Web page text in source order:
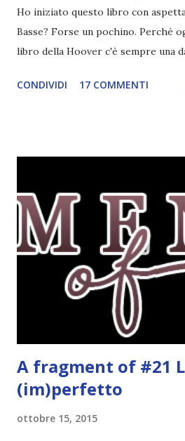
Ho iniziato questo libro con
Basse? Forse un pochino. Perché
libro della Hoover c'è sempre una
che sappiamo dell'amore , ero
no. Stranamente, oltre all'instalove
ispirato il suicido (leggermente
piaciuto molto. Ce ne ho messo di
(otto giorni, sigh), ma più perché
andava di leggere che per il libro
me lo sono goduta molto
CONDIVIDI 17 COMMENTI
A fragment of #21
(im)perfetto
ottobre 15, 2015